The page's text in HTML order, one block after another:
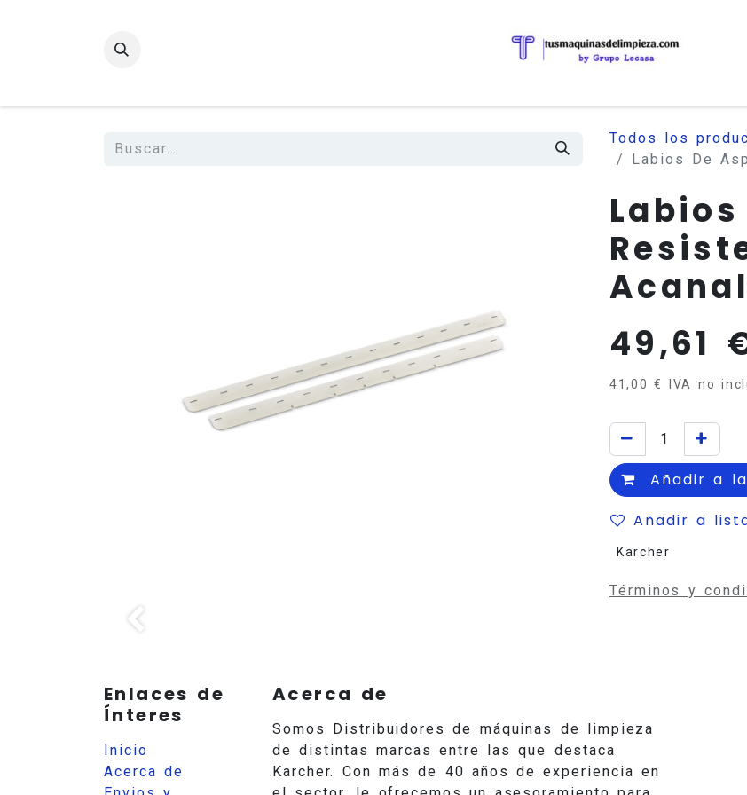
Todos los
Labios De
49,61
41,00 € IVA no
Añadir a
Añadir a
Karcher
Términos y
Enlaces de
Ínteres
Inicio
Acerca de
Acerca de
Somos Distribuidores de máquinas de limpieza
de distintas marcas entre las que destaca
Karcher. Con más de 40 años de experiencia en